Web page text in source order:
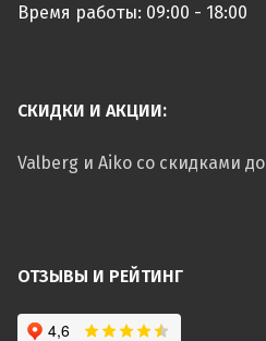
Время работы: 09:00 - 18:00
СКИДКИ И АКЦИИ:
Valberg и Aiko со скидками
ОТЗЫВЫ И РЕЙТИНГ